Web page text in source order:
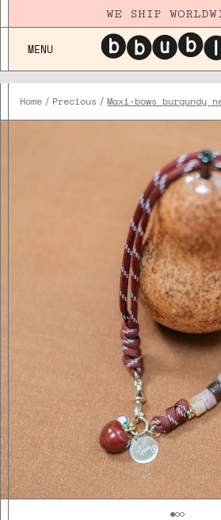
WE SHIP
MENU
Home Precious Maxi-bows burgundy